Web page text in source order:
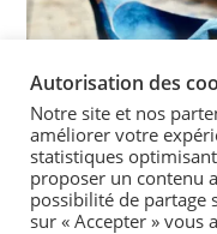
Autorisation des
Notre site et nos
améliorer votre
statistiques
proposer un contenu
possibilité de partage
sur « Accepter » vous